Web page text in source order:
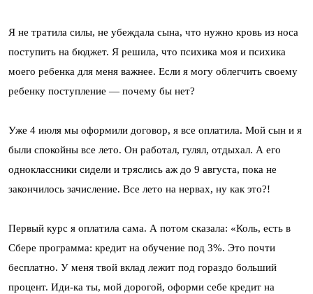
Я не тратила силы, не убеждала сына, что нужно кровь из носа
поступить на бюджет. Я решила, что психика моя и психика
моего ребенка для меня важнее. Если я могу облегчить своему
ребенку поступление — почему бы нет?
Уже 4 июля мы оформили договор, я все оплатила. Мой сын и я
были спокойны все лето. Он работал, гулял, отдыхал. А его
одноклассники сидели и тряслись аж до 9 августа, пока не
закончилось зачисление. Все лето на нервах, ну как это?!
Первый курс я оплатила сама. А потом сказала: «Коль, есть в
Сбере программа: кредит на обучение под 3%. Это почти
бесплатно. У меня твой вклад лежит под гораздо больший
процент. Иди-ка ты, мой дорогой, оформи себе кредит на